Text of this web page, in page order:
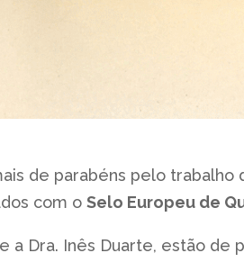
de parabéns pelo
com o Selo Europeu de
a Dra. Inês Duarte, estão